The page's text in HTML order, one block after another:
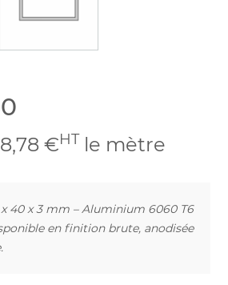
€HT le mètre
40 x 3 mm – Aluminium 6060 T6
en finition brute, anodisée